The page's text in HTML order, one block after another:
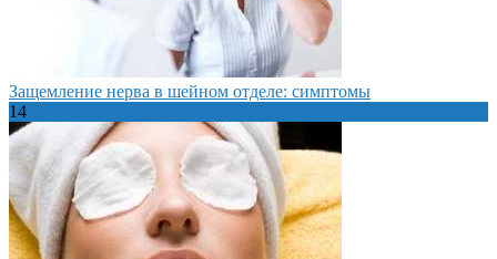
Защемление нерва в шейном отделе: симптомы
14